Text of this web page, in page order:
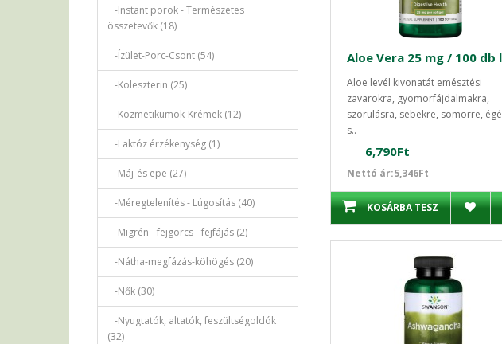
-Instant porok - Természetes
összetevők (18)
-Ízület-Porc-Csont (54)
-Koleszterin (25)
-Kozmetikumok-Krémek (12)
-Laktóz érzékenység (1)
-Máj-és epe (27)
-Méregtelenítés - Lúgosítás (40)
-Migrén - fejgörcs - fejfájás (2)
-Nátha-megfázás-köhögés (20)
-Nők (30)
-Nyugtatók, altatók, feszültségoldók
(32)
Aloe levél kivonatát emésztési
zavarokra, gyomorfájdalmakra,
szorulásra, sebekre, sömörre,
s..
6,790Ft
Nettó ár:5,346Ft
KOSÁRBA TESZ